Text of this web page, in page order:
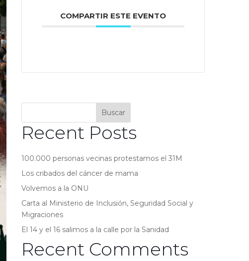
COMPARTIR ESTE EVENTO
Buscar
Recent Posts
100.000 personas vecinas protestamos el 31M
Los cribados del cáncer de mama
Volvemos a la ONU
Carta al Ministerio de Inclusión, Seguridad Social y
Migraciones
El 14 y el 16 salimos a la calle por la Sanidad
Recent Comments